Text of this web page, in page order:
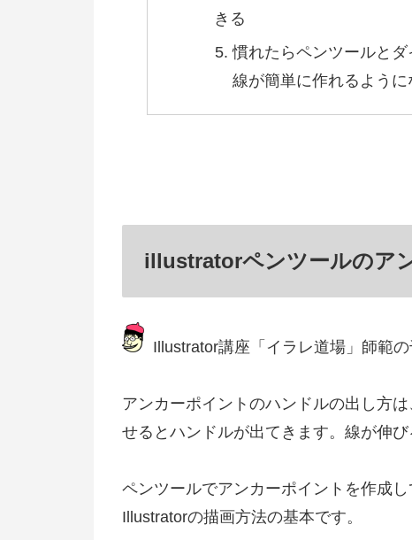
きる
慣れたらペンツールと
線が簡単に作れるように
illustratorペンツールのア
Illustrator講座「イラレ道場」師範の
アンカーポイントのハンドルの出し方
せるとハンドルが出てきます。線が伸
ペンツールでアンカーポイントを作成
Illustratorの描画方法の基本です。